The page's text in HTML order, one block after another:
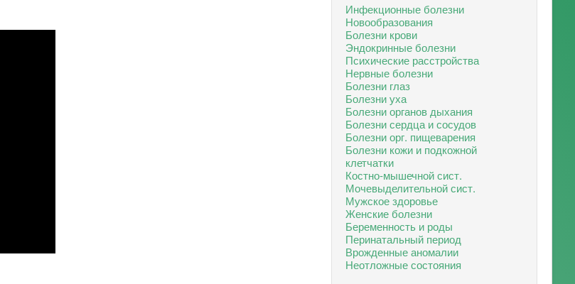
Инфекционные болезни
Новообразования
Болезни крови
Эндокринные болезни
Психические расстройства
Нервные болезни
Болезни глаз
Болезни уха
Болезни органов дыхания
Болезни сердца и сосудов
Болезни орг. пищеварения
Болезни кожи и подкожной
клетчатки
Костно-мышечной сист.
Мочевыделительной сист.
Мужское здоровье
Женские болезни
Беременность и роды
Перинатальный период
Врожденные аномалии
Неотложные состояния